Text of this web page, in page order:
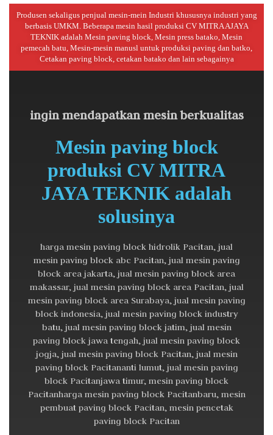
Produsen sekaligus penjual mesin-mein Industri khususnya industri yang
berbasis UMKM. Beberapa mesin hasil produksi CV MITRA AJAYA
TEKNIK adalah Mesin paving block, Mesin press batako, Mesin
pemecah batu, Mesin-mesin manusl untuk produksi paving dan batko,
Cetakan paving block, cetakan batako dan lain sebagainya
ingin mendapatkan mesin berkualitas
Mesin paving block
produksi CV MITRA
JAYA TEKNIK adalah
solusinya
harga mesin paving block hidrolik Pacitan, jual
mesin paving block abc Pacitan, jual mesin paving
block area jakarta, jual mesin paving block area
makassar, jual mesin paving block area Pacitan, jual
mesin paving block area Surabaya, jual mesin paving
block indonesia, jual mesin paving block industry
batu, jual mesin paving block jatim, jual mesin
paving block jawa tengah, jual mesin paving block
jogja, jual mesin paving block Pacitan, jual mesin
paving block Pacitananti lumut, jual mesin paving
block Pacitanjawa timur, mesin paving block
Pacitanharga mesin paving block Pacitanbaru, mesin
pembuat paving block Pacitan, mesin pencetak
paving block Pacitan